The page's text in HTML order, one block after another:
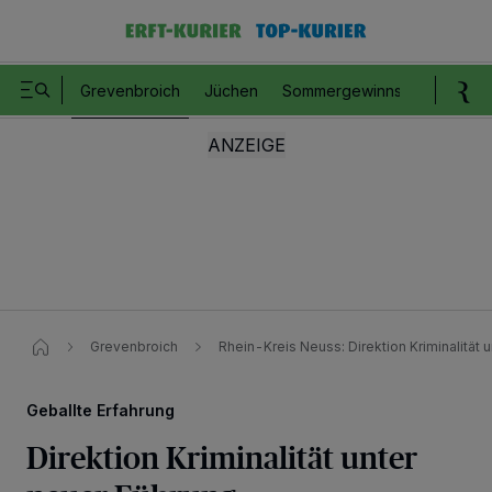
Grevenbroich Jüchen Sommergewinnspiel
Grevenbroich Rhein-Kreis Neuss: Direktion Kriminalität
Geballte Erfahrung
Direktion Kriminalität unter